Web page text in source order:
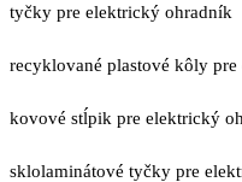
tyčky pre elektrický ohradník
recyklované plastové kôly
kovové stĺpik pre elektrický
sklolaminátové tyčky pre